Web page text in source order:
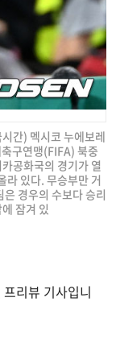
간) 멕시코 누에보레
구연맹(FIFA) 북중
공화국의 경기가 열
라 있다. 무승부만 거
경우의 수보다 승리
잠겨 있
리뷰 기사입니